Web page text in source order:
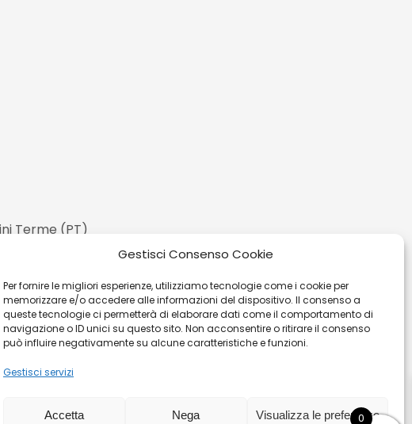
Gestisci Consenso Cookie
Per fornire le migliori esperienze, utilizziamo tecnologie come i cookie per
memorizzare e/o accedere alle informazioni del dispositivo. Il consenso a
queste tecnologie ci permetterà di elaborare dati come il comportamento di
navigazione o ID unici su questo sito. Non acconsentire o ritirare il consenso
può influire negativamente su alcune caratteristiche e funzioni.
Gestisci servizi
Accetta Nega Visualizza le preferenze
Terme (PT)
di vendita|Privacy Policy |Cookies Sitemaps 0